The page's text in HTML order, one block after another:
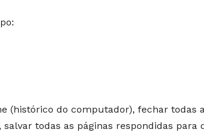
(histórico do computador), fechar todas
todas as páginas respondidas para